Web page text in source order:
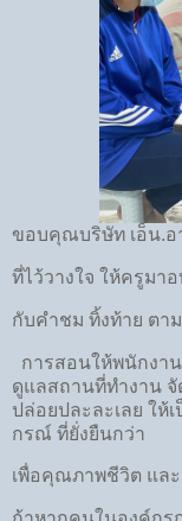
ขอบคุณบริษัท เอ็น.อ
ที่ไว้วางใจ ให้ครูมา
กับคำชม ทิ้งท้าย ตา
การสอนให้พนักงา
ดูแลสถานที่ทำงาน จั
ปล่อยปละละเลย ใ
กรณ์ ที่ยั่งยืนกว่า
เพื่อคุณภาพชีวิต แล